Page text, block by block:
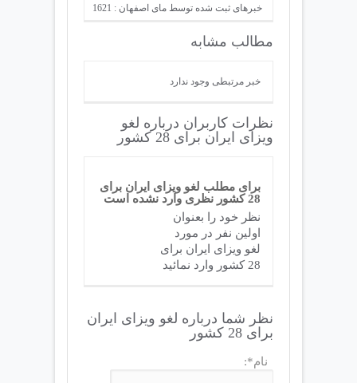
خبرهای ثبت شده توسط مای اصفهان : 1621
مطالب مشابه
خبر مرتبطی وجود ندارد
نظرات کاربران درباره لغو
ویزای ایران برای 28 کشور
برای مطلب لغو ویزای ایران برای
28 کشور نظری وارد نشده است
نظر خود را بعنوان
اولین نفر در مورد
لغو ویزای ایران برای
28 کشور وارد نمائید
نظر شما درباره لغو ویزای ایران
برای 28 کشور
نام*: